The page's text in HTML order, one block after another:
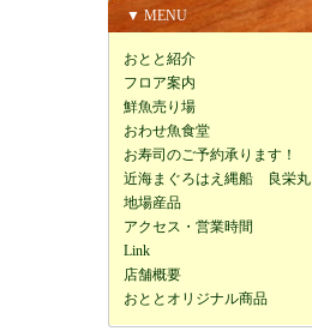
▼ MENU
おとと紹介
フロア案内
鮮魚売り場
おわせ魚食堂
お寿司のご予約承ります！
近海まぐろはえ縄船 良栄丸
地場産品
アクセス・営業時間
Link
店舗概要
おととオリジナル商品